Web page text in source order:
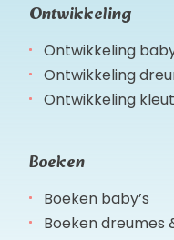
Ontwikkeling
Ontwikkeling
Ontwikkeling
Ontwikkeling
Boeken
Boeken baby’s
Boeken dreumes